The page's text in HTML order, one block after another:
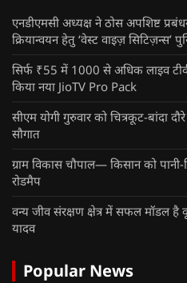
एनडीएमसी अध्यक्ष ने ठोस अपशिष्ट
क्रियान्वयन हेतु ‘वेस्ट वाइज़ सिटिज़न्स’
सिर्फ ₹55 में 1000 से अधिक लाइव
किया नया JioTV Pro Pack
सीएम योगी गुरुवार को चित्रकूट-बांदा
सौगात
ग्राम विकास चौपाल— किसान को
रोडमैप
वन्य जीव संरक्षण क्षेत्र में सफल मॉडल है
यादव
Popular News